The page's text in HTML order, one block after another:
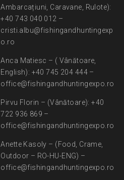
Ambarcațiuni, Caravane, Rulote):
+40 743 040 012 –
cristi.albu@fishingandhuntingexp
o.ro
Anca Matiesc – ( Vânătoare,
English): +40 745 204 444 –
office@fishingandhuntingexpo.ro
Pirvu Florin – (Vânătoare): +40
722 936 869 –
office@fishingandhuntingexpo.ro
Anette Kasoly – (Food, Crame,
Outdoor – RO-HU-ENG) –
office@fishingandhuntingexpo.ro